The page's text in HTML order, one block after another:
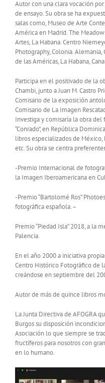
Autor con una clara vocación
de ensayo. Su obra se ha
salas como, Museo de Arte
América en Madrid. The
Artes, La Habana. Centro
Photography, Colonia. Alemania,
de las Américas, La Habana,
Participa en el positivado de la
Chambi, junto a Juan M. Castro
Comisario de la exposición
Comisario de La Imagen
Investiga y comisaría la obra
“Conrado”, en República
libros especializados de México,
etc. Su obra se centra
-Premio Internacional de
la Imagen Iberoamericana en
-Premio “Bartolomé Ros”
fotográfica española. –
Premio “Piedad Isla” 2018, a la
Palencia.
En el año 2000 a iniciativa
Centro Histórico Fotográfico de
creándose en septiembre del
Autor de más de quince libros
La Junta Directiva de AFOGRA
Burgos su disposición
Asociación lo que siempre se
fructíferos para nosotros con
en lo humano.